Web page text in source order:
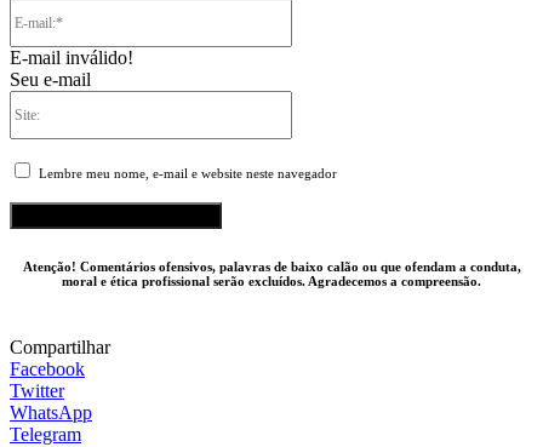
E-mail inválido!
Seu e-mail
Lembre meu nome, e-mail e website neste navegador
Atenção! Comentários ofensivos, palavras de baixo calão ou que ofendam a conduta,
moral e ética profissional serão excluídos. Agradecemos a compreensão.
Compartilhar
Facebook
Twitter
WhatsApp
Telegram